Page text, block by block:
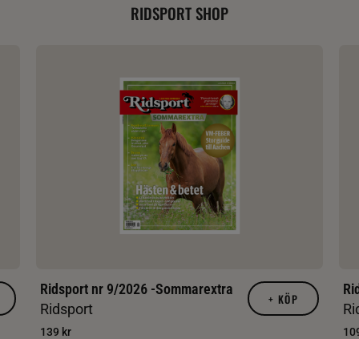
RIDSPORT SHOP
Ridsport nr 9/2026 -Sommarextra
Ridsport
139 kr
+ KÖP